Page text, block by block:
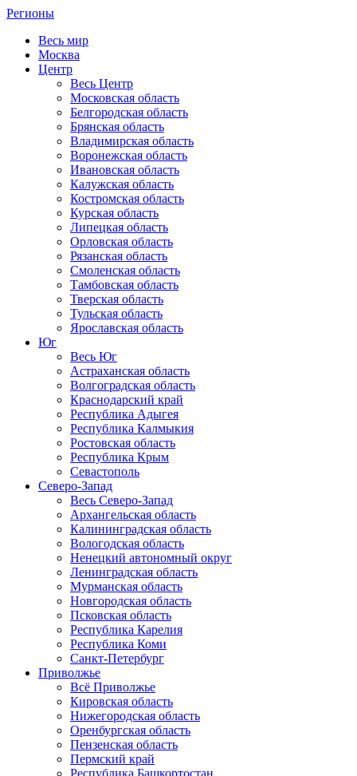
Регионы
Весь мир
Москва
Центр
Весь Центр
Московская область
Белгородская область
Брянская область
Владимирская область
Воронежская область
Ивановская область
Калужская область
Костромская область
Курская область
Липецкая область
Орловская область
Рязанская область
Смоленская область
Тамбовская область
Тверская область
Тульская область
Ярославская область
Юг
Весь Юг
Астраханская область
Волгоградская область
Краснодарский край
Республика Адыгея
Республика Калмыкия
Ростовская область
Республика Крым
Севастополь
Северо-Запад
Весь Северо-Запад
Архангельская область
Калининградская область
Вологодская область
Ненецкий автономный округ
Ленинградская область
Мурманская область
Новгородская область
Псковская область
Республика Карелия
Республика Коми
Санкт-Петербург
Приволжье
Всё Приволжье
Кировская область
Нижегородская область
Оренбургская область
Пензенская область
Пермский край
Республика Башкортостан